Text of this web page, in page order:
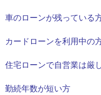
車のローンが残っている
カードローンを利用中の
住宅ローンで自営業は厳
勤続年数が短い方